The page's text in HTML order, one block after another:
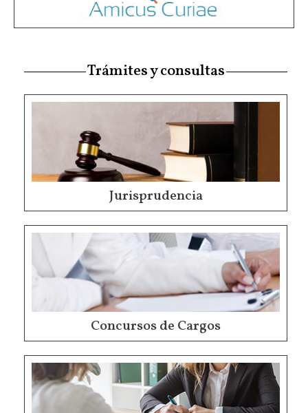
Trámites y consultas
Jurisprudencia
Concursos de Cargos